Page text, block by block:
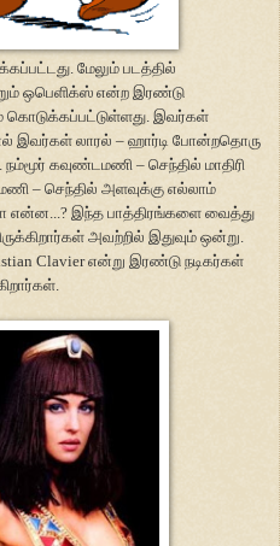
மேலும் படத்தில்
ஒபெளிக்ஸ் என்ற இரண்டு
கொடுக்கப்பட்டுள்ளது. இவர்கள்
இவர்கள் லாரல் – ஹார்டி போன்றதொரு
கவுண்டமணி – செந்தில் மாதிரி
– செந்தில் அளவுக்கு எல்லாம்
என்ன...? இந்த பாத்திரங்களை வைத்து
அவற்றில் இதுவும் ஒன்று.
Clavierஎன்று இரண்டு நடிகர்கள்